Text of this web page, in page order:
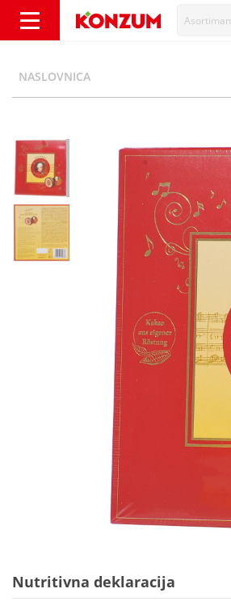
Asortiman
NASLOVNICA
Nutritivna deklaracija